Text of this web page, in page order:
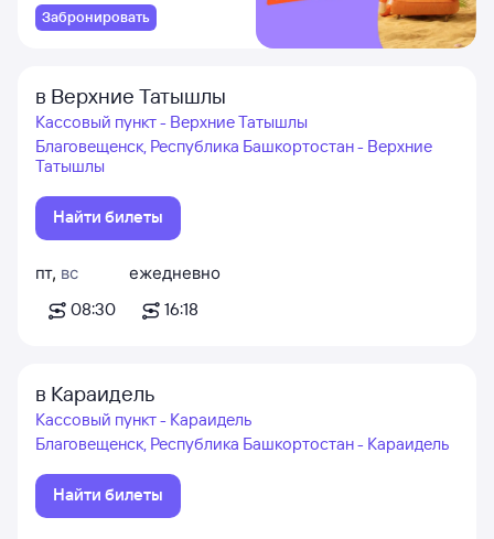
Забронировать
в Верхние Татышлы
Кассовый пункт - Верхние Татышлы
Благовещенск, Республика Башкортостан - Верхние
Татышлы
Найти билеты
пт, вс
08:30
ежедневно
16:18
в Караидель
Кассовый пункт - Караидель
Благовещенск, Республика Башкортостан - Караидель
Найти билеты